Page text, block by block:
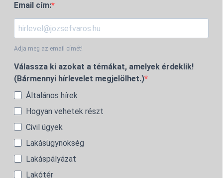
Email cím:
Adja meg az email címét!
Válassza ki azokat a témákat, amelyek érdeklik!
(Bármennyi hírlevelet megjelölhet.)
Általános hírek
Hogyan vehetek részt
Civil ügyek
Lakásügynökség
Lakáspályázat
Lakótér